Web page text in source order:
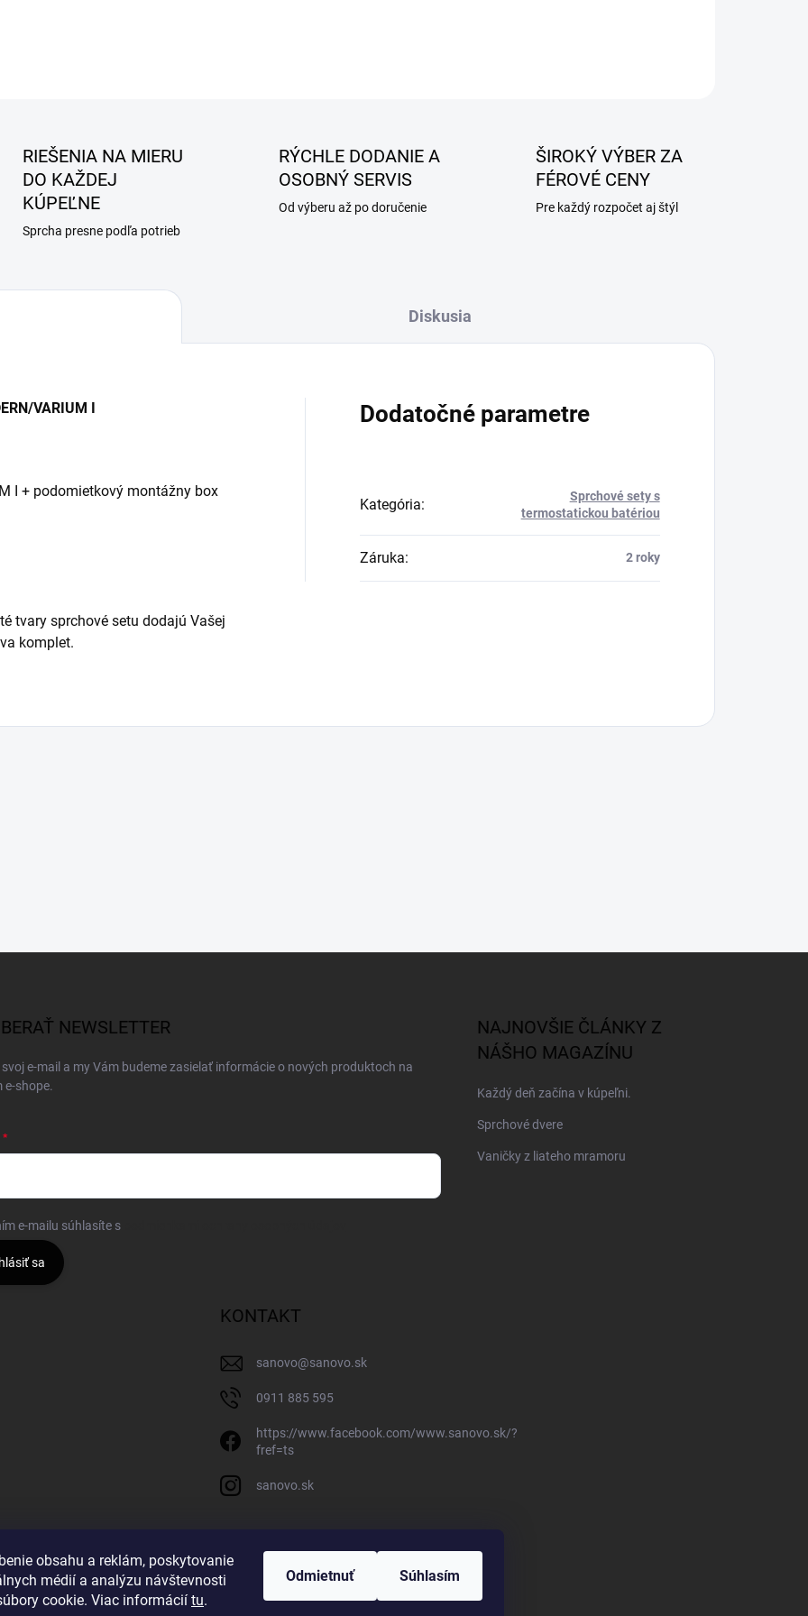
obsahu a reklám, poskytovanie
médií a analýzu návštevnosti
cookie. Viac informácií tu.
Odmietnuť Súhlasím
RIEŠENIA NA MIERU
DO KAŽDEJ
KÚPEĽNE
Sprcha presne podľa potrieb
RÝCHLE DODANIE A
OSOBNÝ SERVIS
Od výberu až po doručenie
ŠIROKÝ VÝBER ZA
FÉROVÉ CENY
Pre každý rozpočet aj štýl
Diskusia
VARIUM I
I + podomietkový montážny box
tvary sprchové setu dodajú Vašej
komplet.
Dodatočné parametre
Kategória:
Sprchové sety s
termostatickou batériou
Záruka: 2 roky
NEWSLETTER
e-mail a my Vám budeme zasielať informácie o nových produktoch na
e-shope.
e-mailu súhlasíte s
sa
NAJNOVŠIE ČLÁNKY Z
NÁŠHO MAGAZÍNU
Každý deň začína v kúpeľni.
Sprchové dvere
Vaničky z liateho mramoru
KONTAKT
sanovo@sanovo.sk
0911 885 595
https://www.facebook.com/www.sanovo.sk/?
fref=ts
sanovo.sk